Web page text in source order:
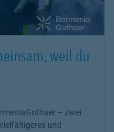
weil du
– zwei
und